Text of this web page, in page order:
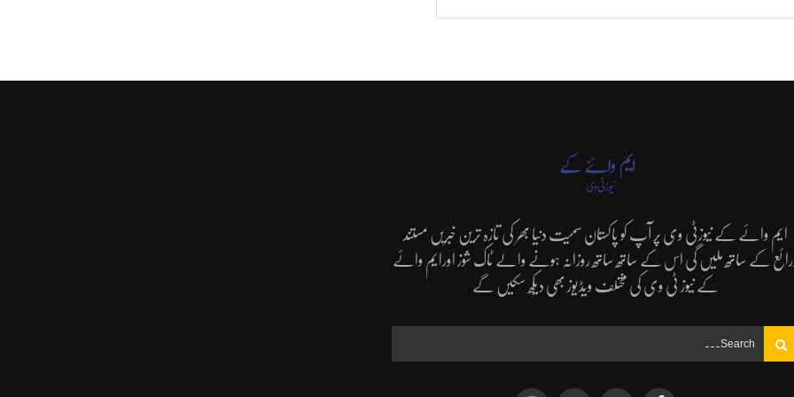
ایم وائے کے نیوزٹی وی پر آپ کو پاکستان سمیت دنیا بھر کی تازہ ترین خبریں مستند
کے ساتھ ملیں گی اس کے ساتھ ساتھ روزانہ ہونے والے ٹاک شوز اورایم وائے
کے نیوز ٹی وی کی مختلف ویڈیوز بھی دیکھ سکیں گے